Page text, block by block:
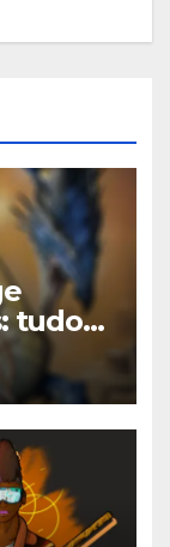
tudo